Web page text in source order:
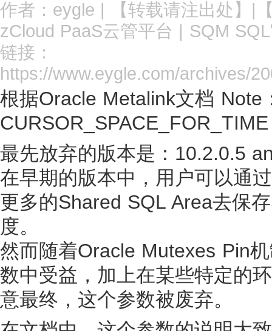
作者： eygle | 【转载请注出处 】|
zCloud PaaS云管平台 | SQM
链接：
https://www.eygle.com/archives/
根据Oracle Metalink文档 Note
最先放弃的版本是：10.2.0.5
在早期的版本中，用户可以通
更多的Shared SQL Area去保
度。
然而随着Oracle Mutexes Pin
数中受益，加上在某些特定的
意最终，这个参数被废弃。